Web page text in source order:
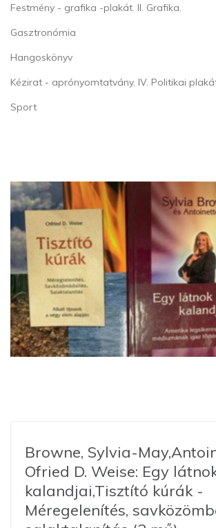
Festmény - grafika -plakát. II. Grafika.
Gasztronómia
Hangoskönyv
Kézirat - aprónyomtatvány. IV. Politikai
Sport
Browne, Sylvia-
Ofried D. Weise: Egy
kalandjai,Tisztító kúrák -
Méregelenítés,